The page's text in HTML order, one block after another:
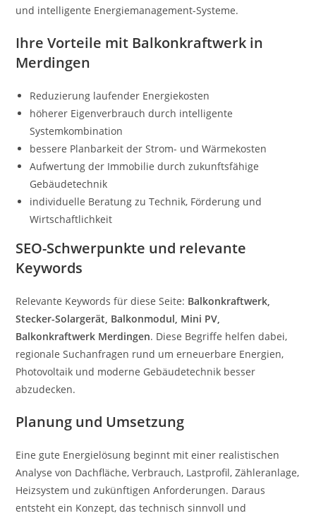
und intelligente Energiemanagement-Systeme.
Ihre Vorteile mit Balkonkraftwerk in
Merdingen
Reduzierung laufender Energiekosten
höherer Eigenverbrauch durch intelligente
Systemkombination
bessere Planbarkeit der Strom- und Wärmekosten
Aufwertung der Immobilie durch zukunftsfähige
Gebäudetechnik
individuelle Beratung zu Technik, Förderung und
Wirtschaftlichkeit
SEO-Schwerpunkte und relevante
Keywords
Relevante Keywords für diese Seite: Balkonkraftwerk,
Stecker-Solargerät, Balkonmodul, Mini PV,
Balkonkraftwerk Merdingen. Diese Begriffe helfen dabei,
regionale Suchanfragen rund um erneuerbare Energien,
Photovoltaik und moderne Gebäudetechnik besser
abzudecken.
Planung und Umsetzung
Eine gute Energielösung beginnt mit einer realistischen
Analyse von Dachfläche, Verbrauch, Lastprofil, Zähleranlage,
Heizsystem und zukünftigen Anforderungen. Daraus
entsteht ein Konzept, das technisch sinnvoll und